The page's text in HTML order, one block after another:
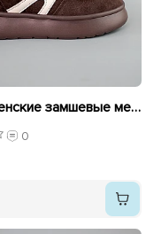
Кеды женские замшевые мех 593444 Коричневый
0